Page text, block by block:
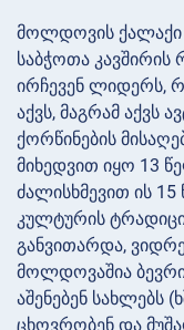
მოლდოვის
საბჭოთა კავშირის
ირჩევენ ლიდერს,
აქვს, მაგრამ აქვს
ქორწინების
მიხედვით იყო 13
ძალისხმევით ის
კულტურის
განვითარდა,
მოლდოვაშია
აშენებენ სახლებს
ცხოვრობენ და